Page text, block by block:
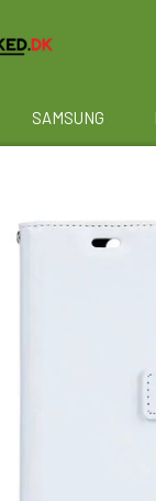
SAMSUNG